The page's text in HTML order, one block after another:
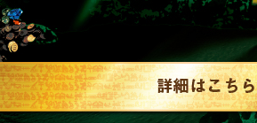
#告知解禁された新作一覧